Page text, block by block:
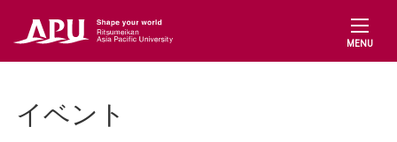
MENU
イベント